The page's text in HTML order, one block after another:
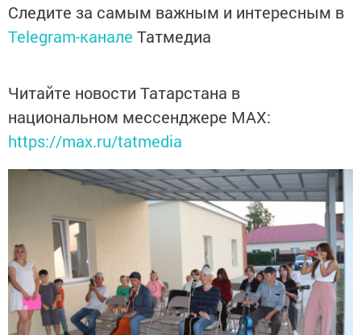
Следите за самым важным и интересным в
Telegram-канале Татмедиа
Читайте новости Татарстана в
национальном мессенджере MАХ:
https://max.ru/tatmedia